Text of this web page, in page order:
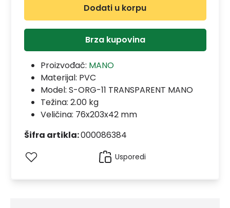
Dodati u korpu
Brza kupovina
Proizvođač: MANO
Materijal: PVC
Model: S-ORG-11 TRANSPARENT MANO
Težina: 2.00 kg
Veličina: 76x203x42 mm
Šifra artikla:000086384
Usporedi